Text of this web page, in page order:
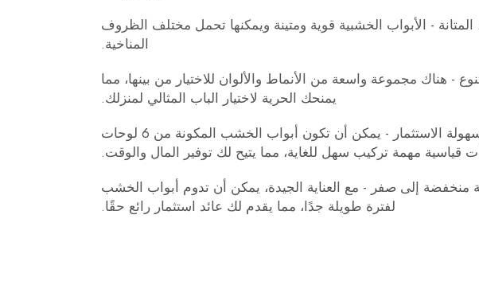
2. المتانة - الأبواب الخشبية قوية ومتينة ويمكنها تحمل مختلف الظروف
المناخية.
- هناك مجموعة واسعة من الأنماط والألوان للاختيار من بينها، مما
يمنحك الحرية لاختيار الباب المثالي لمنزلك.
4. سهولة الاستثمار - يمكن أن تكون أبواب الخشب المكونة من 6 لوحات
قياسية مهمة تركيب سهل للغاية، مما يتيح لك توفير المال والوقت.
منخفضة إلى صفر - مع العناية الجيدة، يمكن أن تدوم أبواب الخشب
لفترة طويلة جدًا، مما يقدم لك عائد استثمار رائع حقًا.